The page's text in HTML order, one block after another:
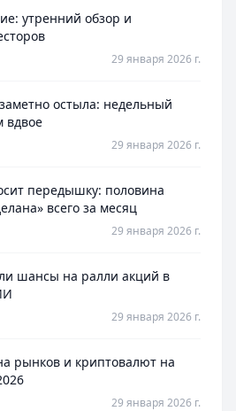
утренний обзор и
29 января 2026 г.
остыла: недельный
вдвое
29 января 2026 г.
передышку: половина
всего за месяц
29 января 2026 г.
шансы на ралли акций в
29 января 2026 г.
рынков и криптовалют на
29 января 2026 г.